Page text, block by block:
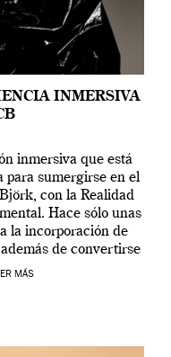
INMERSIVA
inmersiva que está
para sumergirse en el
con la Realidad
Hace sólo unas
la incorporación de
de convertirse
relevantes […]
MÁS